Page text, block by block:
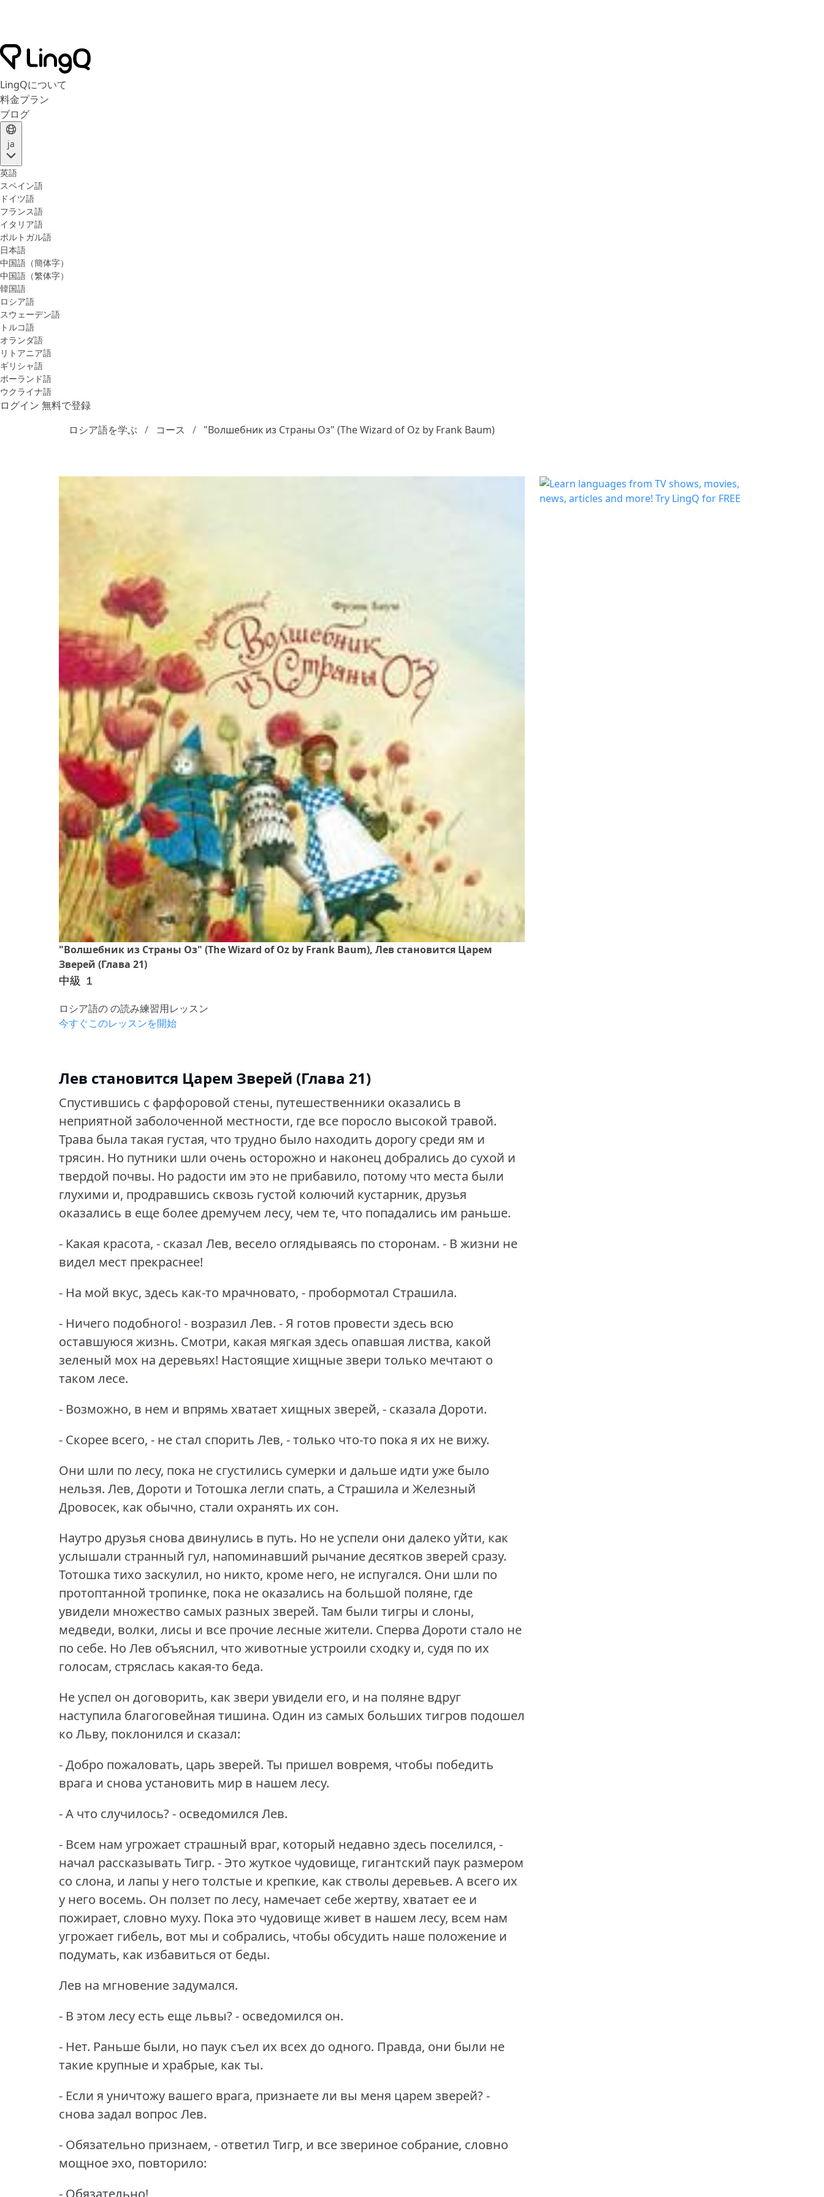
LingQについて
料金プラン
ブログ
ja
英語
スペイン語
ドイツ語
フランス語
イタリア語
ポルトガル語
日本語
中国語（簡体字）
中国語（繁体字）
韓国語
ロシア語
スウェーデン語
トルコ語
オランダ語
リトアニア語
ギリシャ語
ポーランド語
ウクライナ語
ログイン 無料で登録
ロシア語を学ぶ
コース "Волшебник из Страны Оз" (The Wizard of Oz by Frank Baum)
"Волшебник из Страны Оз" (The Wizard of Oz by Frank Baum), Лев становится Царем
Зверей (Глава 21)
中級 １
ロシア語の の読み練習用レッスン
今すぐこのレッスンを開始
Лев становится Царем Зверей (Глава 21)
Спустившись с фарфоровой стены, путешественники оказались в
неприятной заболоченной местности, где все поросло высокой травой.
Трава была такая густая, что трудно было находить дорогу среди ям и
трясин. Но путники шли очень осторожно и наконец добрались до сухой и
твердой почвы. Но радости им это не прибавило, потому что места были
глухими и, продравшись сквозь густой колючий кустарник, друзья
оказались в еще более дремучем лесу, чем те, что попадались им раньше.
- Какая красота, - сказал Лев, весело оглядываясь по сторонам. - В жизни не
видел мест прекраснее!
- На мой вкус, здесь как-то мрачновато, - пробормотал Страшила.
- Ничего подобного! - возразил Лев. - Я готов провести здесь всю
оставшуюся жизнь. Смотри, какая мягкая здесь опавшая листва, какой
зеленый мох на деревьях! Настоящие хищные звери только мечтают о
таком лесе.
- Возможно, в нем и впрямь хватает хищных зверей, - сказала Дороти.
- Скорее всего, - не стал спорить Лев, - только что-то пока я их не вижу.
Они шли по лесу, пока не сгустились сумерки и дальше идти уже было
нельзя. Лев, Дороти и Тотошка легли спать, а Страшила и Железный
Дровосек, как обычно, стали охранять их сон.
Наутро друзья снова двинулись в путь. Но не успели они далеко уйти, как
услышали странный гул, напоминавший рычание десятков зверей сразу.
Тотошка тихо заскулил, но никто, кроме него, не испугался. Они шли по
протоптанной тропинке, пока не оказались на большой поляне, где
увидели множество самых разных зверей. Там были тигры и слоны,
медведи, волки, лисы и все прочие лесные жители. Сперва Дороти стало не
по себе. Но Лев объяснил, что животные устроили сходку и, судя по их
голосам, стряслась какая-то беда.
Не успел он договорить, как звери увидели его, и на поляне вдруг
наступила благоговейная тишина. Один из самых больших тигров подошел
ко Льву, поклонился и сказал:
- Добро пожаловать, царь зверей. Ты пришел вовремя, чтобы победить
врага и снова установить мир в нашем лесу.
- А что случилось?- осведомился Лев.
- Всем нам угрожает страшный враг, который недавно здесь поселился, -
начал рассказывать Тигр. - Это жуткое чудовище, гигантский паук размером
со слона, и лапы у него толстые и крепкие, как стволы деревьев. А всего их
у него восемь. Он ползет по лесу, намечает себе жертву, хватает ее и
пожирает, словно муху. Пока это чудовище живет в нашем лесу, всем нам
угрожает гибель, вот мы и собрались, чтобы обсудить наше положение и
подумать, как избавиться от беды.
Лев на мгновение задумался.
- В этом лесу есть еще львы?- осведомился он.
- Нет. Раньше были, но паук съел их всех до одного. Правда, они были не
такие крупные и храбрые, как ты.
- Если я уничтожу вашего врага, признаете ли вы меня царем зверей?-
снова задал вопрос Лев.
- Обязательно признаем, - ответил Тигр, и все звериное собрание, словно
мощное эхо, повторило:
- Обязательно!